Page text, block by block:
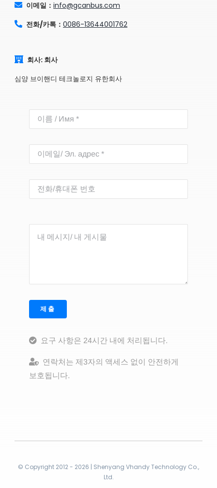
이메일： info@gcanbus.com
전화/카톡： 0086-13644001762
회사: 회사
심양 브이핸디 테크놀로지 유한회사
제출
요구 사항은 24시간 내에 처리됩니다.
연락처는 제3자의 액세스 없이 안전하게
보호됩니다.
© Copyright 2012 - 2026 | Shenyang Vhandy Technology Co.,
Ltd.